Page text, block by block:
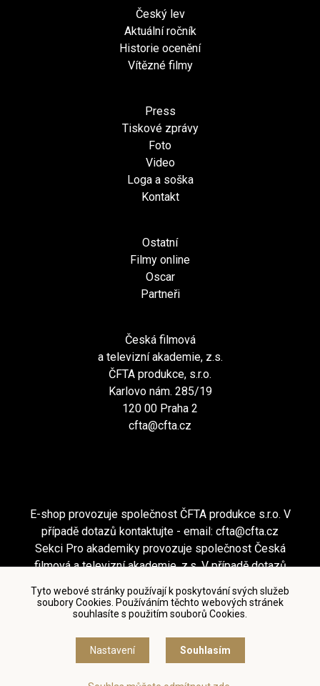
Tyto webové stránky používají k poskytování svých služeb
soubory Cookies. Používáním těchto webových stránek
souhlasíte s použitím souborů Cookies.
Nastavení Souhlasím
Český lev
Aktuální ročník
Historie ocenění
Vítězné filmy
Press
Tiskové zprávy
Foto
Video
Loga a soška
Kontakt
Ostatní
Filmy online
Oscar
Partneři
Česká filmová
a televizní akademie, z.s.
ČFTA produkce, s.r.o.
Karlovo nám. 285/19
120 00 Praha 2
cfta@cfta.cz
E-shop provozuje společnost ČFTA produkce s.r.o. V
případě dotazů kontaktujte - email: cfta@cfta.cz
Sekci Pro akademiky provozuje společnost Česká
filmová a televizní akademie, z.s. V případě dotazů
Podmínky užití a zásady ochrany osobních údajů
Nastavení cookies